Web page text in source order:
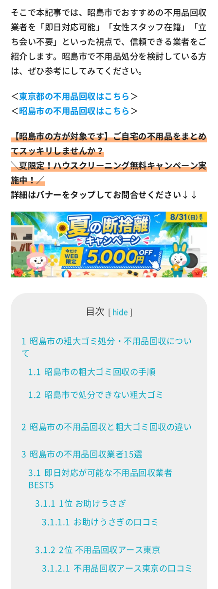
そこで本記事では、昭島市でおすすめの不用品回収
業者を「即日対応可能」「女性スタッフ在籍」「立
ち会い不要」といった視点で、信頼できる業者をご
紹介します。昭島市で不用品処分を検討している方
は、ぜひ参考にしてみてください。
＜東京都の不用品回収はこちら＞
＜昭島市の不用品回収はこちら＞
【昭島市の方が対象です】ご自宅の不用品をまとめ
てスッキリしませんか？
＼夏限定！ハウスクリーニング無料キャンペーン実
施中！／
詳細はバナーをタップしてお問合せください↓↓
目次 hide
1 昭島市の粗大ゴミ処分・不用品回収につい
て
1.1 昭島市の粗大ゴミ回収の手順
1.2 昭島市で処分できない粗大ゴミ
2 昭島市の不用品回収と粗大ゴミ回収の違い
3 昭島市の不用品回収業者15選
3.1 即日対応が可能な不用品回収業者
BEST5
3.1.1 1位 お助けうさぎ
3.1.1.1 お助けうさぎの口コミ
3.1.2 2位 不用品回収アース東京
3.1.2.1 不用品回収アース東京の口コミ